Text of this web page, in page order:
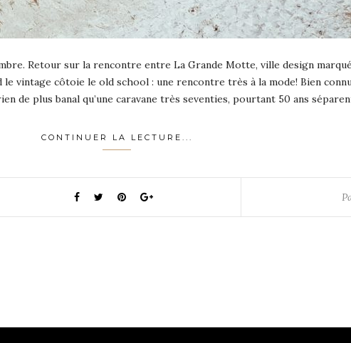
Retour sur la rencontre entre La Grande Motte, ville design
vintage côtoie le old school : une rencontre très à la mode! Bien
de plus banal qu’une caravane très seventies, pourtant 50 ans
CONTINUER LA LECTURE...